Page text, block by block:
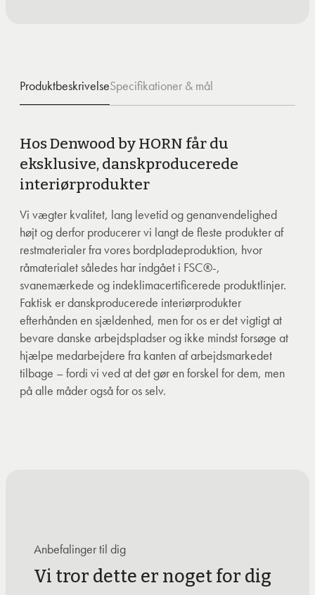
ProduktbeskrivelseSpecifikationer & mål
Hos Denwood by HORN får du
eksklusive, danskproducerede
interiørprodukter
Vi vægter kvalitet, lang levetid og genanvendelighed
højt og derfor producerer vi langt de fleste produkter af
restmaterialer fra vores bordpladeproduktion, hvor
råmaterialet således har indgået i FSC®-,
svanemærkede og indeklimacertificerede produktlinjer.
Faktisk er danskproducerede interiørprodukter
efterhånden en sjældenhed, men for os er det vigtigt at
bevare danske arbejdspladser og ikke mindst forsøge at
hjælpe medarbejdere fra kanten af arbejdsmarkedet
tilbage – fordi vi ved at det gør en forskel for dem, men
på alle måder også for os selv.
Anbefalinger til dig
Vi tror dette er noget for dig